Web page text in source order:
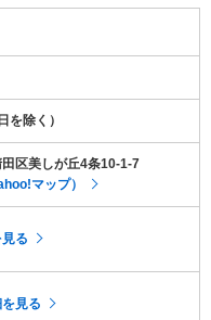
を除く）
区美しが丘4条10-1-7
マップ）
る
見る